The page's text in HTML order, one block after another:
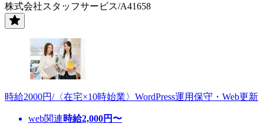
株式会社スタッフサービス/A41658
時給2000円/〈在宅×10時始業〉WordPress運用保守・Web更新
web関連時給2,000円〜